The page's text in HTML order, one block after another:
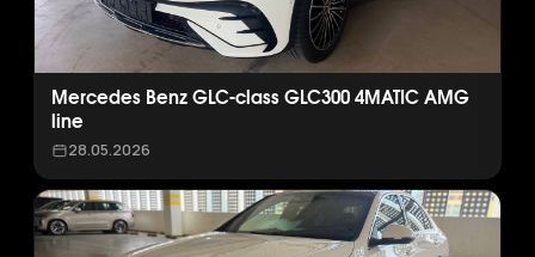
Mercedes Benz GLC-class GLC300 4MATIC AMG
line
28.05.2026